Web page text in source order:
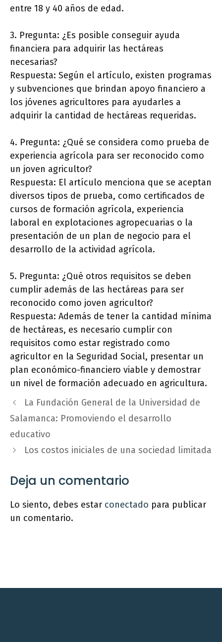
entre 18 y 40 años de edad.
3. Pregunta: ¿Es posible conseguir ayuda
financiera para adquirir las hectáreas
necesarias?
Respuesta: Según el artículo, existen programas
y subvenciones que brindan apoyo financiero a
los jóvenes agricultores para ayudarles a
adquirir la cantidad de hectáreas requeridas.
4. Pregunta: ¿Qué se considera como prueba de
experiencia agrícola para ser reconocido como
un joven agricultor?
Respuesta: El artículo menciona que se aceptan
diversos tipos de prueba, como certificados de
cursos de formación agrícola, experiencia
laboral en explotaciones agropecuarias o la
presentación de un plan de negocio para el
desarrollo de la actividad agrícola.
5. Pregunta: ¿Qué otros requisitos se deben
cumplir además de las hectáreas para ser
reconocido como joven agricultor?
Respuesta: Además de tener la cantidad mínima
de hectáreas, es necesario cumplir con
requisitos como estar registrado como
agricultor en la Seguridad Social, presentar un
plan económico-financiero viable y demostrar
un nivel de formación adecuado en agricultura.
La Fundación General de la Universidad de
Salamanca: Promoviendo el desarrollo
educativo
Los costos iniciales de una sociedad limitada
Deja un comentario
Lo siento, debes estar conectado para publicar
un comentario.